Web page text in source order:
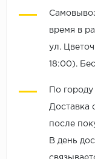
время в
ул.
18:00).
По
Доставка
после
В день